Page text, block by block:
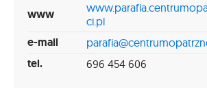
www
ci.pl
e-mail
tel. 696 454 606